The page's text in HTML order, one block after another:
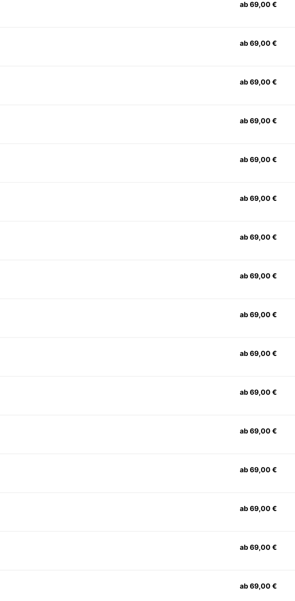
ab 69,00 €
ab 69,00 €
ab 69,00 €
ab 69,00 €
ab 69,00 €
ab 69,00 €
ab 69,00 €
ab 69,00 €
ab 69,00 €
ab 69,00 €
ab 69,00 €
ab 69,00 €
ab 69,00 €
ab 69,00 €
ab 69,00 €
ab 69,00 €